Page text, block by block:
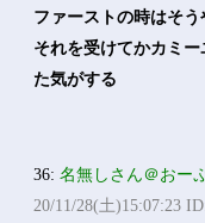
ファーストの時はそう
それを受けてかカミ
た気がする
36:名無しさん＠おー
20/11/28(土)15:07:23